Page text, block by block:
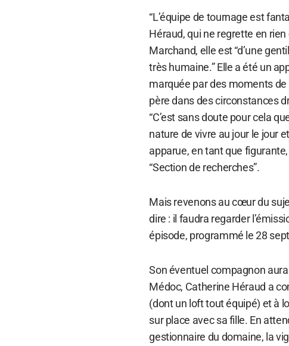
“L’équipe de tournage est
Héraud, qui ne regrette en
Marchand, elle est “d’une
très humaine.” Elle a été un
marquée par des moments
père dans des circonstances
“C’est sans doute pour cela
nature de vivre au jour le jour
apparue, en tant que
“Section de recherches”.
Mais revenons au cœur du
dire : il faudra regarder
épisode, programmé le 28
Son éventuel compagnon
Médoc, Catherine Héraud a
(dont un loft tout équipé) et à
sur place avec sa fille. En
gestionnaire du domaine, la